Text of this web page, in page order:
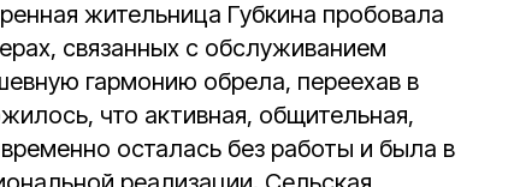
жительница Губкина пробовала
связанных с обслуживанием
гармонию обрела, переехав в
что активная, общительная,
осталась без работы и была в